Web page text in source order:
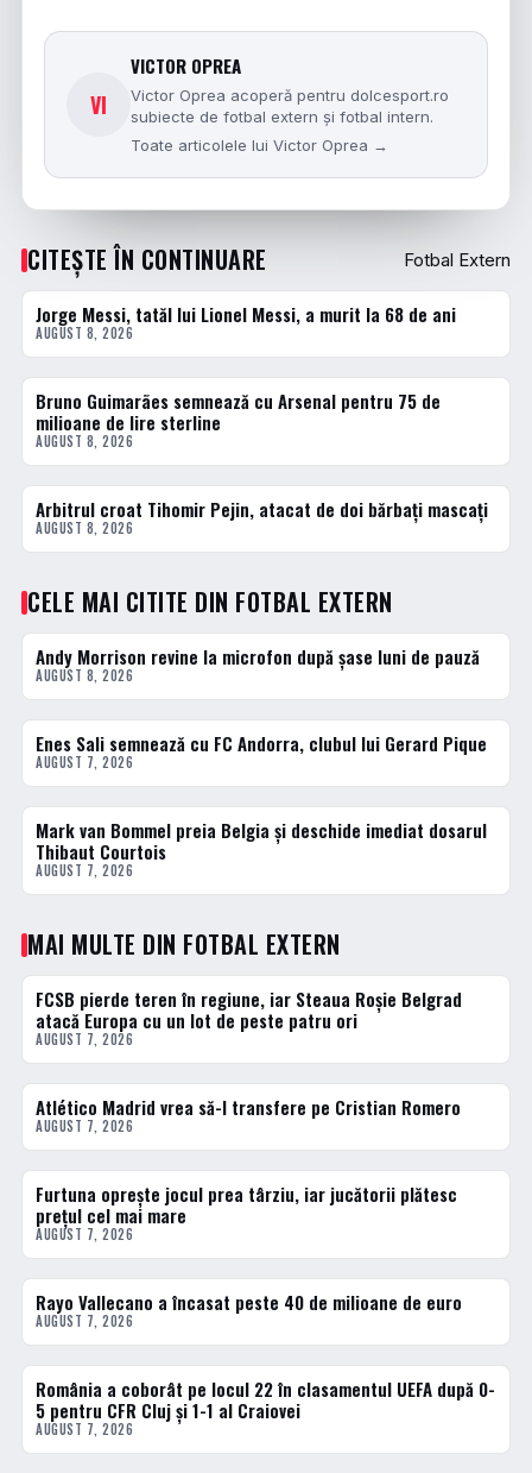
VI
VICTOR OPREA
Victor Oprea acoperă pentru dolcesport.ro
subiecte de fotbal extern și fotbal intern.
Toate articolele lui Victor Oprea →
CITEȘTE ÎN CONTINUARE Fotbal Extern
FOTBAL EXTERN
Jorge Messi, tatăl lui Lionel Messi, a murit la 68 de ani
AUGUST 8, 2026
FOTBAL EXTERN
Bruno Guimarães semnează cu Arsenal pentru 75 de
milioane de lire sterline
AUGUST 8, 2026
FOTBAL EXTERN
Arbitrul croat Tihomir Pejin, atacat de doi bărbați mascați
AUGUST 8, 2026
CELE MAI CITITE DIN FOTBAL EXTERN
1 · TOP
Andy Morrison revine la microfon după șase luni de pauză
AUGUST 8, 2026
2 · TOP
Enes Sali semnează cu FC Andorra, clubul lui Gerard Pique
AUGUST 7, 2026
3 · TOP
Mark van Bommel preia Belgia și deschide imediat dosarul
Thibaut Courtois
AUGUST 7, 2026
MAI MULTE DIN FOTBAL EXTERN
FOTBAL EXTERN
FCSB pierde teren în regiune, iar Steaua Roșie Belgrad
atacă Europa cu un lot de peste patru ori
AUGUST 7, 2026
FOTBAL EXTERN
Atlético Madrid vrea să-l transfere pe Cristian Romero
AUGUST 7, 2026
FOTBAL EXTERN
Furtuna oprește jocul prea târziu, iar jucătorii plătesc
prețul cel mai mare
AUGUST 7, 2026
FOTBAL EXTERN
Rayo Vallecano a încasat peste 40 de milioane de euro
AUGUST 7, 2026
FOTBAL EXTERN
România a coborât pe locul 22 în clasamentul UEFA după 0-
5 pentru CFR Cluj și 1-1 al Craiovei
AUGUST 7, 2026